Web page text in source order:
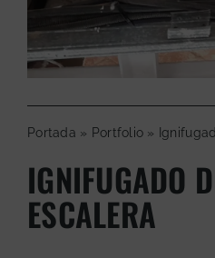
Portada » Portfolio »
IGNIFUGADO
ESCALERA